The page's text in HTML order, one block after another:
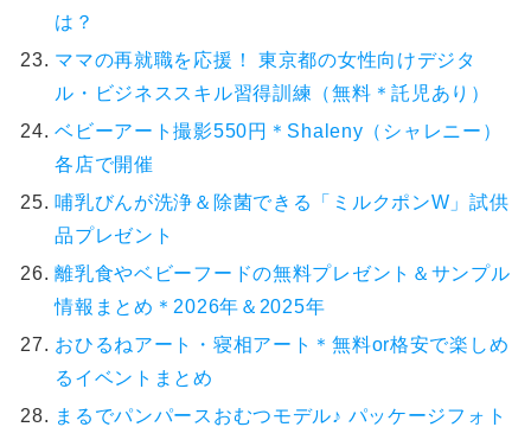
は？
ママの再就職を応援！ 東京都の女性向けデジタ
ル・ビジネススキル習得訓練（無料＊託児あり）
ベビーアート撮影550円＊Shaleny（シャレニー）
各店で開催
哺乳びんが洗浄＆除菌できる「ミルクポンW」試供
品プレゼント
離乳食やベビーフードの無料プレゼント＆サンプル
情報まとめ＊2026年＆2025年
おひるねアート・寝相アート＊無料or格安で楽しめ
るイベントまとめ
まるでパンパースおむつモデル♪ パッケージフォト